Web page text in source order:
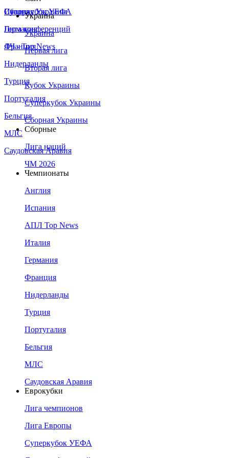
Сборная Украины
Италия
Германия
Франция
Нидерланды
Турция
Португалия
Бельгия
МЛС
Саудовская Аравия
Суперкубок УЕФА
Лига конференций
ЛЧ - Top News
Украина
Украина
Первая лига
Вторая лига
Кубок Украины
Суперкубок Украины
Сборная Украины
Сборные
Лига наций
ЧМ 2026
Чемпионаты
Англия
Испания
АПЛ Top News
Италия
Германия
Франция
Нидерланды
Турция
Португалия
Бельгия
МЛС
Саудовская Аравия
Еврокубки
Лига чемпионов
Лига Европы
Суперкубок УЕФА